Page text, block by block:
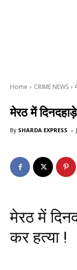
Home CRIME NEWS
मेरठ में
By SHARDA EXPRESS -
मेरठ में
कर हत्या !